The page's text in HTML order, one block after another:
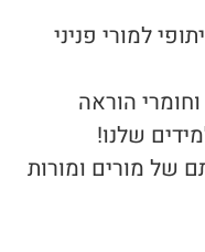
למורי פניני
הוראה
שלנו!
של מורים ומורות